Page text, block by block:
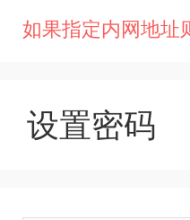
如果指定内网地址
设置密码